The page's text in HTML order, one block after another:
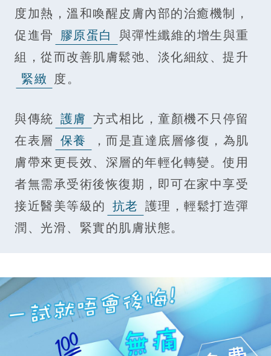
度加熱，溫和喚醒皮膚內部的治癒機制，
促進骨 膠原蛋白 與彈性纖維的增生與重
組，從而改善肌膚鬆弛、淡化細紋、提升
緊緻 度。
與傳統 護膚 方式相比，童顏機不只停留
在表層 保養
，而是直達底層修復，為肌
膚帶來更長效、深層的年輕化轉變。使用
者無需承受術後恢復期，即可在家中享受
接近醫美等級的 抗老 護理，輕鬆打造彈
潤、光滑、緊實的肌膚狀態。